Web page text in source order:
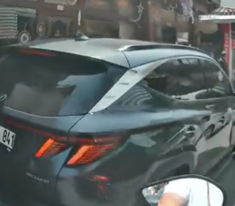
MAGAZİN
POLİTİKA
SAĞLIK
Siyaset
SPOR